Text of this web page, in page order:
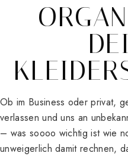
Ob im Business oder privat,
verlassen und uns an
– was soooo wichtig ist wie
unweigerlich damit rechnen,